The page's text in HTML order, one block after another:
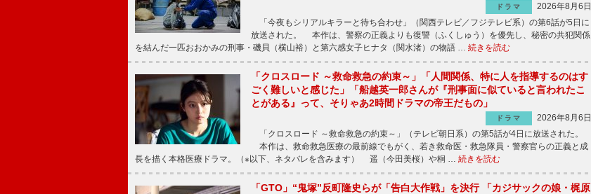
ドラマ
2026年8月6日
「今夜もシリアルキラーと待ち合わせ」（関西テレビ／フジテレビ系）の第6話が5日に
放送された。 本作は、警察の正義よりも復讐（ふくしゅう）を優先し、秘密の共犯関係
を結んだ一匹おおかみの刑事・磯貝（横山裕）と第六感女子ヒナタ（関水渚）の物語 … 続きを読む
「クロスロード ～救命救急の約束～」「人間関係、特に人を指導するのはす
ごく難しいと感じた」「船越英一郎さんが『刑事面に似ていると言われたこ
とがある』って、そりゃあ2時間ドラマの帝王だもの」
ドラマ
2026年8月6日
「クロスロード ～救命救急の約束～」（テレビ朝日系）の第5話が4日に放送された。
本作は、救命救急医療の最前線でもがく、若き救命医・救急隊員・警察官らの正義と成
長を描く本格医療ドラマ。（※以下、ネタバレを含みます） 遥（今田美桜）や桐 … 続きを読む
「GTO」“鬼塚”反町隆史らが「告白大作戦」を決行 「カジサックの娘・梶原